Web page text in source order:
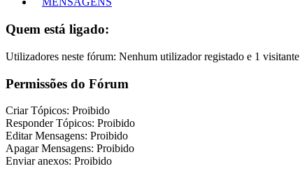
Quem está ligado:
Utilizadores neste fórum: Nenhum utilizador registado e 1 visitante
Permissões do Fórum
Criar Tópicos: Proibido
Responder Tópicos: Proibido
Editar Mensagens: Proibido
Apagar Mensagens: Proibido
Enviar anexos: Proibido